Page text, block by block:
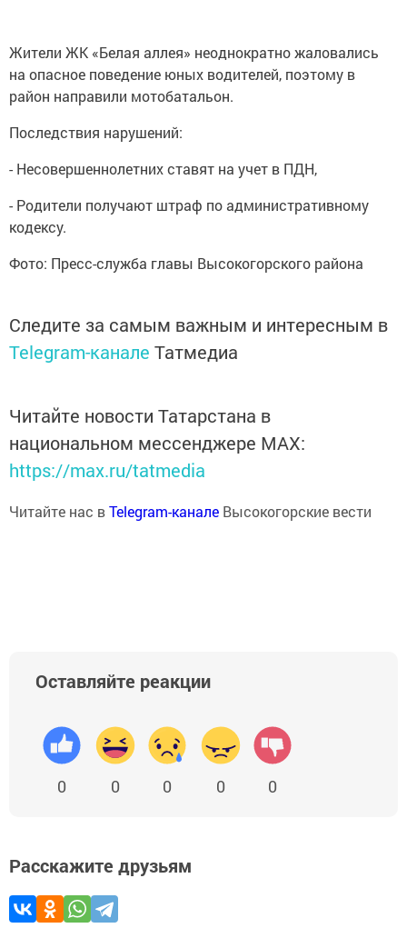
Жители ЖК «Белая аллея» неоднократно жаловались
на опасное поведение юных водителей, поэтому в
район направили мотобатальон.
Последствия нарушений:
- Несовершеннолетних ставят на учет в ПДН,
- Родители получают штраф по административному
кодексу.
Фото: Пресс-служба главы Высокогорского района
Следите за самым важным и интересным в
Telegram-канале Татмедиа
Читайте новости Татарстана в
национальном мессенджере MАХ:
https://max.ru/tatmedia
Читайте нас вTelegram-канале Высокогорские вести
Оставляйте реакции
0 0 0 0 0
Расскажите друзьям